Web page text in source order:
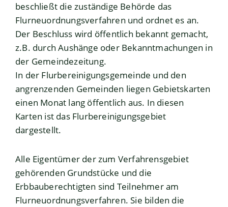
beschließt die zuständige Behörde das
Flurneuordnungsverfahren und ordnet es an.
Der Beschluss wird öffentlich bekannt gemacht,
z.B. durch Aushänge oder Bekanntmachungen in
der Gemeindezeitung.
In der Flurbereinigungsgemeinde und den
angrenzenden Gemeinden liegen Gebietskarten
einen Monat lang öffentlich aus. In diesen
Karten ist das Flurbereinigungsgebiet
dargestellt.
Alle Eigentümer der zum Verfahrensgebiet
gehörenden Grundstücke und die
Erbbauberechtigten sind Teilnehmer am
Flurneuordnungsverfahren.Sie bilden die